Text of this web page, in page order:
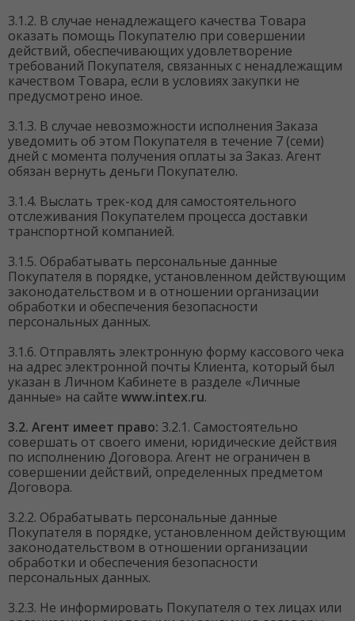
3.1.2. В случае ненадлежащего качества Товара
оказать помощь Покупателю при совершении
действий, обеспечивающих удовлетворение
требований Покупателя, связанных с ненадлежащим
качеством Товара, если в условиях закупки не
предусмотрено иное.
3.1.3. В случае невозможности исполнения Заказа
уведомить об этом Покупателя в течение 7 (семи)
дней с момента получения оплаты за Заказ. Агент
обязан вернуть деньги Покупателю.
3.1.4. Выслать трек-код для самостоятельного
отслеживания Покупателем процесса доставки
транспортной компанией.
3.1.5. Обрабатывать персональные данные
Покупателя в порядке, установленном действующим
законодательством и в отношении организации
обработки и обеспечения безопасности
персональных данных.
3.1.6. Отправлять электронную форму кассового чека
на адрес электронной почты Клиента, который был
указан в Личном Кабинете в разделе «Личные
данные» на сайте www.intex.ru.
3.2. Агент имеет право: 3.2.1. Самостоятельно
совершать от своего имени, юридические действия
по исполнению Договора. Агент не ограничен в
совершении действий, определенных предметом
Договора.
3.2.2. Обрабатывать персональные данные
Покупателя в порядке, установленном действующим
законодательством в отношении организации
обработки и обеспечения безопасности
персональных данных.
3.2.3. Не информировать Покупателя о тех лицах или